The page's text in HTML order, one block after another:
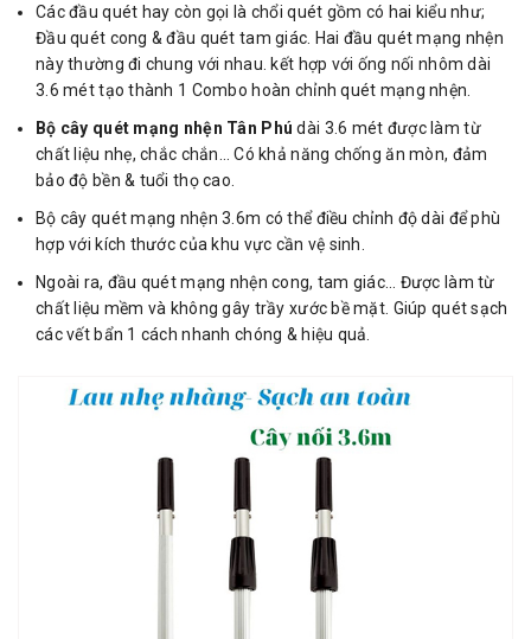
Các đầu quét hay còn gọi là chổi quét gồm có hai kiểu như;
Đầu quét cong & đầu quét tam giác. Hai đầu quét mạng nhện
này thường đi chung với nhau. kết hợp với ống nối nhôm dài
3.6 mét tạo thành 1 Combo hoàn chỉnh quét mạng nhện.
Bộ cây quét mạng nhện Tân Phú dài 3.6 mét được làm từ
chất liệu nhẹ, chắc chắn… Có khả năng chống ăn mòn, đảm
bảo độ bền & tuổi thọ cao.
Bộ cây quét mạng nhện 3.6m có thể điều chỉnh độ dài để phù
hợp với kích thước của khu vực cần vệ sinh.
Ngoài ra, đầu quét mạng nhện cong, tam giác… Được làm từ
chất liệu mềm và không gây trầy xước bề mặt. Giúp quét sạch
các vết bẩn 1 cách nhanh chóng & hiệu quả.